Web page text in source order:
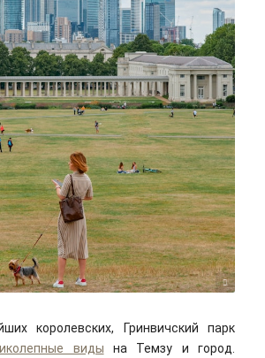
Cajeo Zhang/unsplash
королевских, Гринвичский парк
виды на Темзу и город.